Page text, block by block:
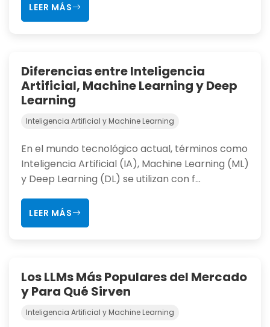
LEER MÁS
Diferencias entre Inteligencia
Artificial, Machine Learning y Deep
Learning
Inteligencia Artificial y Machine Learning
En el mundo tecnológico actual, términos como
Inteligencia Artificial (IA), Machine Learning (ML)
y Deep Learning (DL) se utilizan con f...
LEER MÁS
Los LLMs Más Populares del Mercado
y Para Qué Sirven
Inteligencia Artificial y Machine Learning